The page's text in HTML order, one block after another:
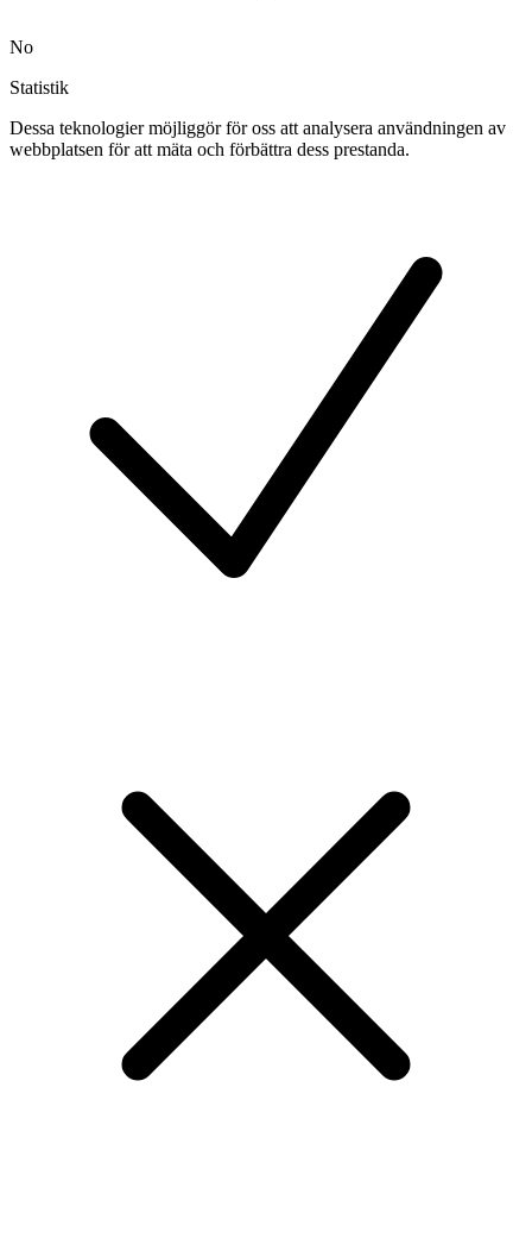
No
Statistik
Dessa teknologier möjliggör för oss att analysera användningen av
webbplatsen för att mäta och förbättra dess prestanda.